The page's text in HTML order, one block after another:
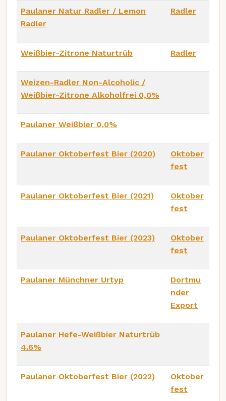
Paulaner Natur Radler / Lemon
Radler
Radler
Weißbier-Zitrone Naturtrüb Radler
Weizen-Radler Non-Alcoholic /
Weißbier-Zitrone Alkoholfrei 0,0%
Paulaner Weißbier 0,0%
Paulaner Oktoberfest Bier (2020)
Oktober
fest
Paulaner Oktoberfest Bier (2021)
Oktober
fest
Paulaner Oktoberfest Bier (2023)
Oktober
fest
Paulaner Münchner Urtyp
Dortmu
nder
Export
Paulaner Hefe-Weißbier Naturtrüb
4.6%
Paulaner Oktoberfest Bier (2022)
Oktober
fest